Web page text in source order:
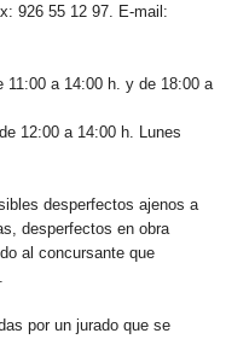
926 55 12 97. E-mail:
11:00 a 14:00 h. y de 18:00 a
12:00 a 14:00 h. Lunes
desperfectos ajenos a
desperfectos en obra
al concursante que
por un jurado que se